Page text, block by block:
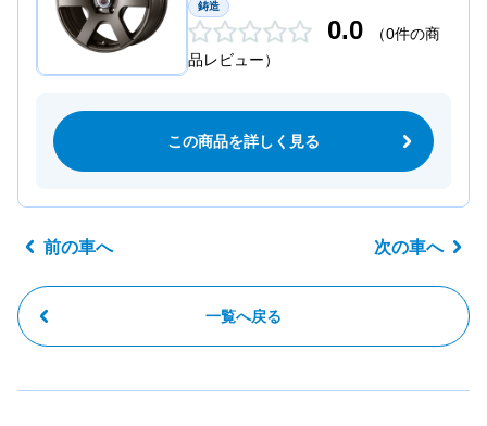
鋳造
0.0
（0件の商
品レビュー）
この商品を詳しく見る
前の車へ
一覧へ戻る
次の車へ